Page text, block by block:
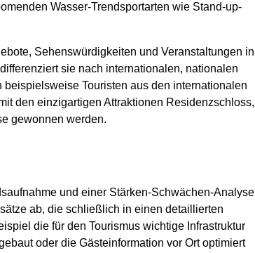
Wasser-Trendsportarten wie Stand-up-
Sehenswürdigkeiten und Veranstaltungen in
sie nach internationalen, nationalen
Touristen aus den internationalen
den einzigartigen Attraktionen Residenzschloss,
gewonnen werden.
und einer Stärken-Schwächen-Analyse
ab, die schließlich in einen detaillierten
die für den Tourismus wichtige Infrastruktur
oder die Gästeinformation vor Ort optimiert